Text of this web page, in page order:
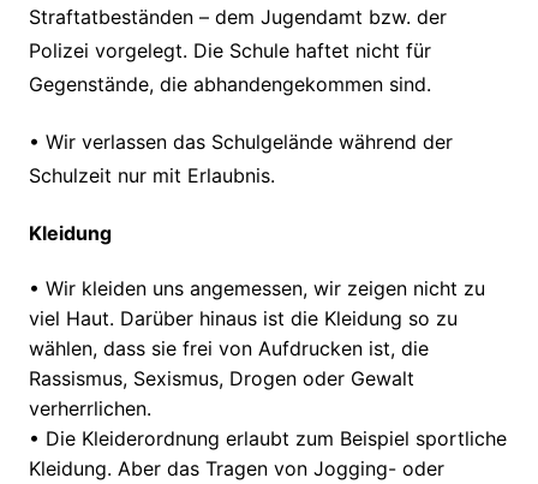
Straftatbeständen – dem Jugendamt bzw. der
Polizei vorgelegt. Die Schule haftet nicht für
Gegenstände, die abhandengekommen sind.
• Wir verlassen das Schulgelände während der
Schulzeit nur mit Erlaubnis.
Kleidung
• Wir kleiden uns angemessen, wir zeigen nicht zu
viel Haut. Darüber hinaus ist die Kleidung so zu
wählen, dass sie frei von Aufdrucken ist, die
Rassismus, Sexismus, Drogen oder Gewalt
verherrlichen.
• Die Kleiderordnung erlaubt zum Beispiel sportliche
Kleidung. Aber das Tragen von Jogging- oder